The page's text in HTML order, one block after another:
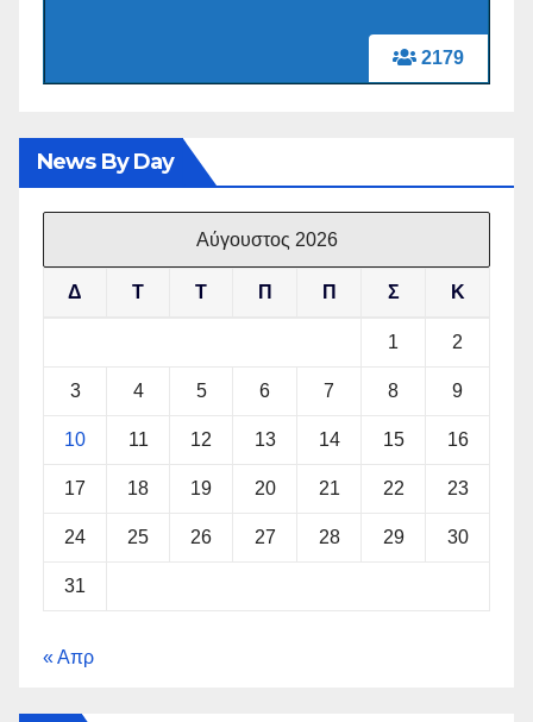
2179
News By Day
Αύγουστος 2026
Δ Τ Τ Π Π Σ Κ
1 2
3 4 5 6 7 8 9
10 11 12 13 14 15 16
17 18 19 20 21 22 23
24 25 26 27 28 29 30
31
« Απρ